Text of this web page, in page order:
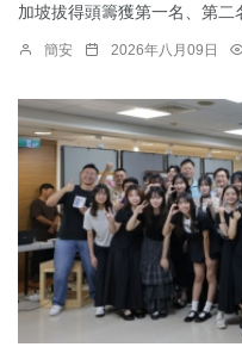
加坡拔得頭籌獲第一名、第二
簡安 2026年八月09日